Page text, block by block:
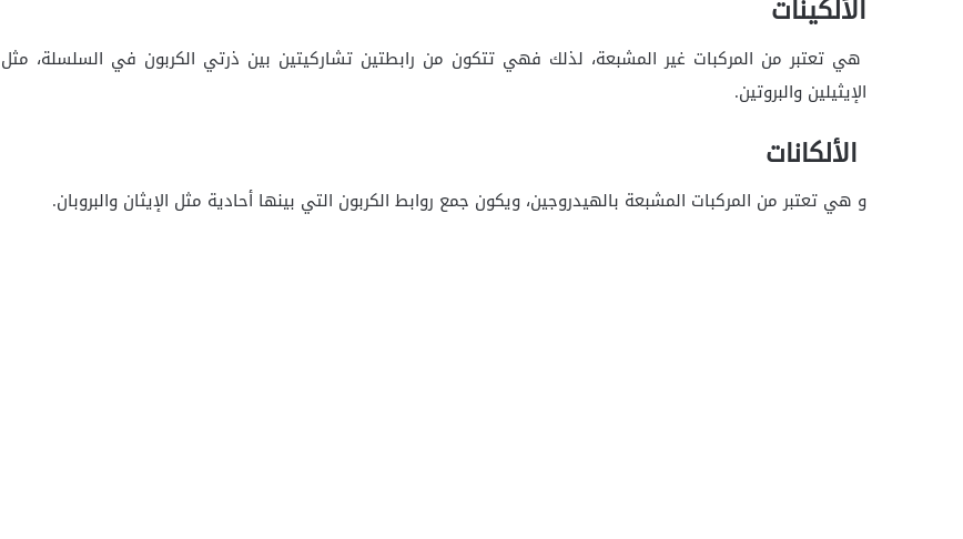
الألكينات
هي تعتبر من المركبات غير المشبعة، لذلك فهي تتكون من رابطتين تشاركيتين بين ذرتي الكربون في السلسلة، مثل
الإيثيلين والبروتين.
الألكانات
و هي تعتبر من المركبات المشبعة بالهيدروجين، ويكون جمع روابط الكربون التي بينها أحادية مثل الإيثان والبروبان.